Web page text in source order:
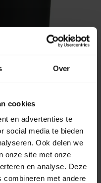
Over
cookies
en advertenties te
social media te bieden
Ook delen we
onze site met onze
en analyse. Deze
combineren met andere